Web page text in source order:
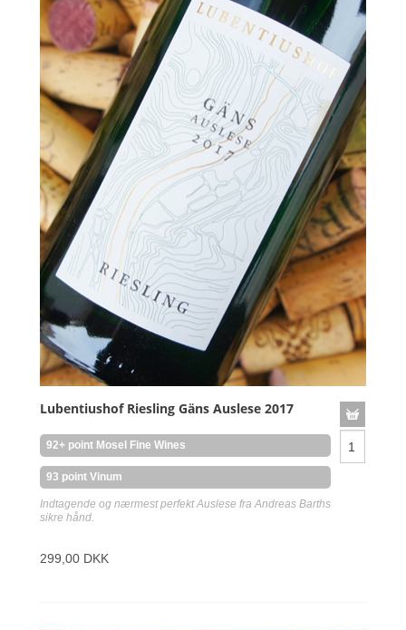
Lubentiushof Riesling Gäns Auslese 2017
92+ point Mosel Fine Wines
93 point Vinum
Indtagende og nærmest perfekt Auslese fra Andreas Barths
sikre hånd.
299,00 DKK